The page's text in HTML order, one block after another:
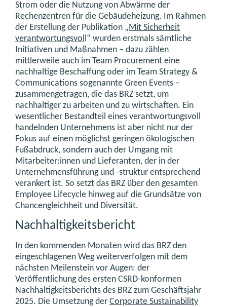
Strom oder die Nutzung von Abwärme der
Rechenzentren für die Gebäudeheizung. Im Rahmen
der Erstellung der Publikation „Mit Sicherheit
verantwortungsvoll“ wurden erstmals sämtliche
Initiativen und Maßnahmen – dazu zählen
mittlerweile auch im Team Procurement eine
nachhaltige Beschaffung oder im Team Strategy &
Communications sogenannte Green Events –
zusammengetragen, die das BRZ setzt, um
nachhaltiger zu arbeiten und zu wirtschaften. Ein
wesentlicher Bestandteil ­eines verantwortungsvoll
handelnden Unternehmens ist aber nicht nur der
Fokus auf einen möglichst geringen ökologischen
Fußabdruck, sondern auch der Umgang mit
Mitarbeiter:innen und Lieferanten, der in der
Unternehmensführung und -struktur entsprechend
verankert ist. So setzt das BRZ über den gesamten
Employee Lifecycle hinweg auf die Grundsätze von
Chancengleichheit und Diversität.
Nachhaltigkeitsbericht
In den kommenden Monaten wird das BRZ den
eingeschlagenen Weg weiterverfolgen mit dem
nächsten Meilenstein vor Augen: der
Veröffentlichung des ersten CSRD-konformen
Nachhaltigkeitsberichts des BRZ zum Geschäftsjahr
2025. Die Umsetzung der Corporate Sustainability